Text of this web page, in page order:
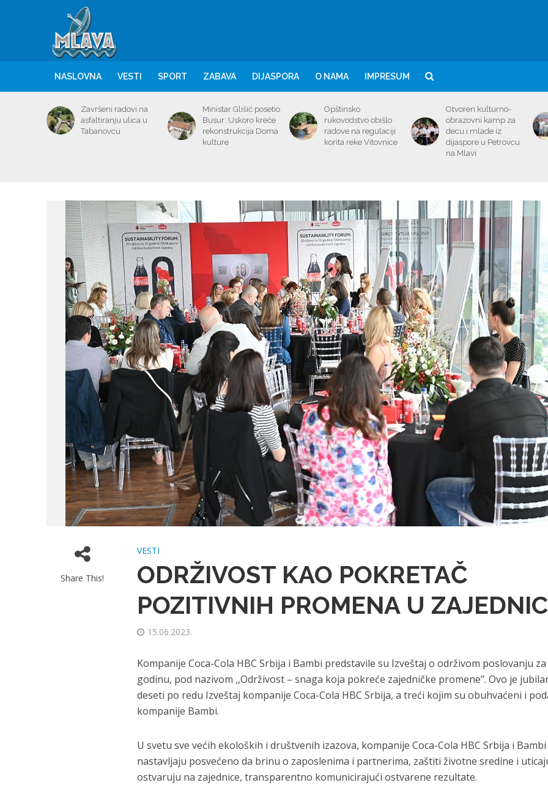
NASLOVNA VESTI SPORT ZABAVA DIJASPORA O NAMA IMPRESUM
Završeni radovi na
asfaltiranju ulica u
Tabanovcu
Ministar Glišić posetio
Busur: Uskoro kreće
rekonstrukcija Doma
kulture
Opštinsko
rukovodstvo obišlo
radove na regulaciji
korita reke Vitovnice
Otvoren kulturno-
obrazovni kamp za
decu i mlade iz
dijaspore u Petrovcu
na Mlavi
Share This!
VESTI
ODRŽIVOST KAO POKRETAČ
POZITIVNIH PROMENA U
15.06.2023.
Kompanije Coca-Cola HBC Srbija i Bambi predstavile su Izveštaj o održivom poslovanju za
godinu, pod nazivom ,,Održivost – snaga koja pokreće zajedničke promene’’. Ovo je
deseti po redu Izveštaj kompanije Coca-Cola HBC Srbija, a treći kojim su obuhvaćeni i
kompanije Bambi.
U svetu sve većih ekoloških i društvenih izazova, kompanije Coca-Cola HBC Srbija i Bambi
nastavljaju posvećeno da brinu o zaposlenima i partnerima, zaštiti životne sredine i
ostvaruju na zajednice, transparentno komunicirajući ostvarene rezultate.